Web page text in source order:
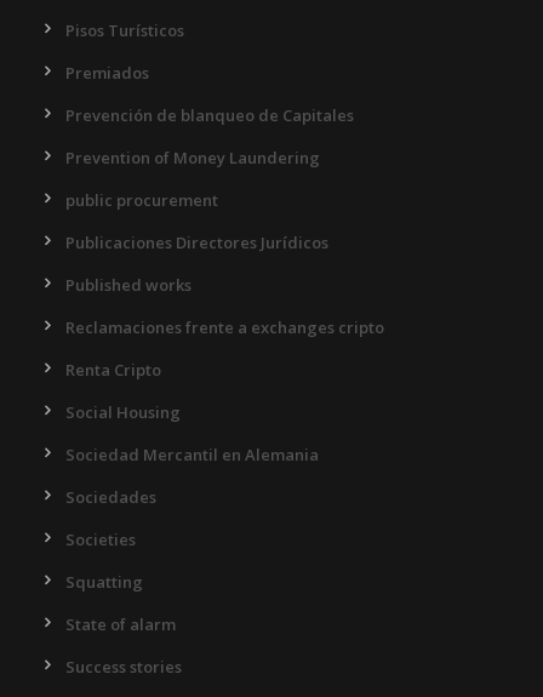
Pisos Turísticos
Premiados
Prevención de blanqueo de Capitales
Prevention of Money Laundering
public procurement
Publicaciones Directores Jurídicos
Published works
Reclamaciones frente a exchanges cripto
Renta Cripto
Social Housing
Sociedad Mercantil en Alemania
Sociedades
Societies
Squatting
State of alarm
Success stories